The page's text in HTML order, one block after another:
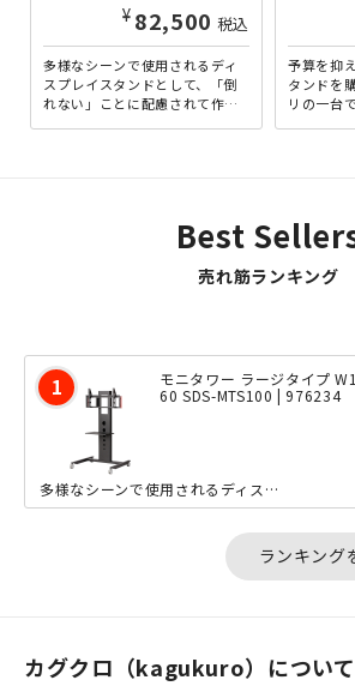
¥ 82,500 税込
多様なシーンで使用されるディ
スプレイスタンドとして、「倒
れない」ことに配慮されて作ら
予算を抑
タンドを
リの一台
Best
売れ筋ランキング
モニタワー ラージタイプ
60 SDS-MTS100 | 976234
多様なシーンで使用されるディスプレイスタンドとして、「倒れない」ことに配慮されて...
ランキン
カグクロ（kagukuro）について